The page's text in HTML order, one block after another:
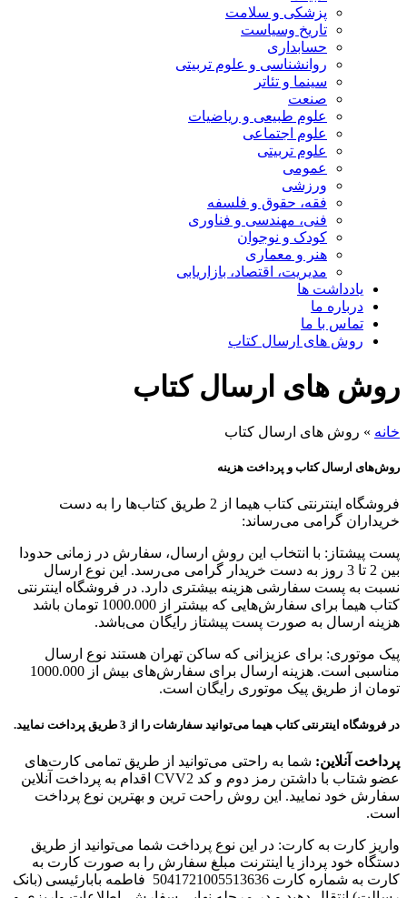
پزشکی و سلامت
تاریخ وسیاست
حسابداری
روانشناسی و علوم تربیتی
سینما و تئاتر
صنعت
علوم طبیعی و ریاضیات
علوم اجتماعی
علوم تربیتی
عمومی
ورزشی
فقه، حقوق و فلسفه
فنی، مهندسی و فناوری
کودک و نوجوان
هنر و معماری
مدیریت، اقتصاد، بازاریابی
یادداشت ها
درباره ما
تماس با ما
روش های ارسال کتاب
روش های ارسال کتاب
خانه » روش های ارسال کتاب
روش‌های ارسال کتاب و پرداخت هزینه
فروشگاه اینترنتی کتاب هیما از 2 طریق کتاب‌ها را به دست
خریداران گرامی می‌رساند:
پست پیشتاز: با انتخاب این روش ارسال، سفارش در زمانی حدودا
بین 2 تا 3 روز به دست خریدار گرامی می‌رسد. این نوع ارسال
نسبت به پست سفارشی هزینه بیشتری دارد. در فروشگاه اینترنتی
کتاب هیما برای سفارش‌هایی که بیشتر از 1000.000 تومان باشد
هزینه ارسال به صورت پست پیشتاز رایگان می‌باشد.
پیک موتوری: برای عزیزانی که ساکن تهران هستند نوع ارسال
مناسبی است. هزینه ارسال برای سفارش‌های بیش از 1000.000
تومان از طریق پیک موتوری رایگان است.
در فروشگاه اینترنتی کتاب هیما می‌توانید سفارشات را از 3 طریق پرداخت نمایید.
پرداخت آنلاین: شما به راحتی می‌توانید از طریق تمامی کارت‌های
عضو شتاب با داشتن رمز دوم و کد CVV2 اقدام به پرداخت آنلاین
سفارش خود نمایید. این روش راحت ترین و بهترین نوع پرداخت
است.
واریز کارت به کارت: در این نوع پرداخت شما می‌توانید از طریق
دستگاه خود پرداز یا اینترنت مبلغ سفارش را به صورت کارت به
کارت به شماره کارت 5041721005513636 فاطمه بابارئیسی (بانک